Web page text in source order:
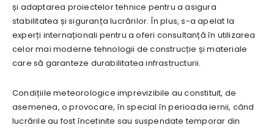
și adaptarea proiectelor tehnice pentru a asigura
stabilitatea și siguranța lucrărilor. În plus, s-a apelat la
experți internaționali pentru a oferi consultanță în utilizarea
celor mai moderne tehnologii de construcție și materiale
care să garanteze durabilitatea infrastructurii.
Condițiile meteorologice imprevizibile au constituit, de
asemenea, o provocare, în special în perioada iernii, când
lucrările au fost încetinite sau suspendate temporar din